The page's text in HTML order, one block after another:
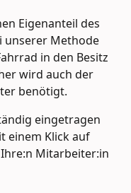
Eigenanteil des
unserer Methode
in den Besitz
wird auch der
benötigt.
eingetragen
einem Klick auf
Mitarbeiter:in